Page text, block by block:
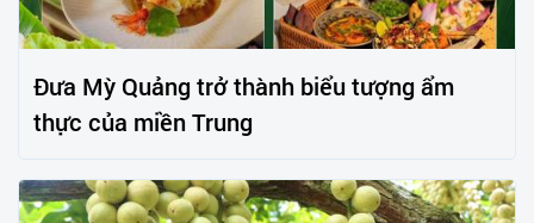
Đưa Mỳ Quảng trở thành biểu tượng ẩm
thực của miền Trung